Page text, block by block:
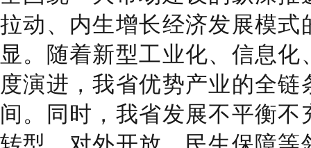
拉动、内生增长经济发展模
显。随着新型工业化、信息
度演进，我省优势产业的全
间。同时，我省发展不平衡